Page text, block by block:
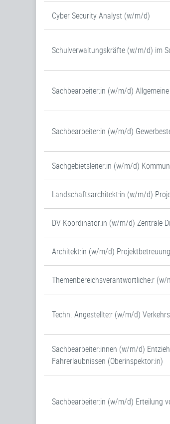
Cyber Security Analyst (w/m/d)
Schulverwaltungskräfte (w/m/d) im
Sachbearbeiter:in (w/m/d)
Sachbearbeiter:in (w/m/d)
Sachgebietsleiter:in (w/m/d)
Landschaftsarchitekt:in (w/m/d)
DV-Koordinator:in (w/m/d) Zentrale
Architekt:in (w/m/d)
Themenbereichsverantwortliche:r
Techn. Angestellte:r (w/m/d)
Sachbearbeiter:innen (w/m/d)
Fahrerlaubnissen (Oberinspektor:in)
Sachbearbeiter:in (w/m/d) Erteilung